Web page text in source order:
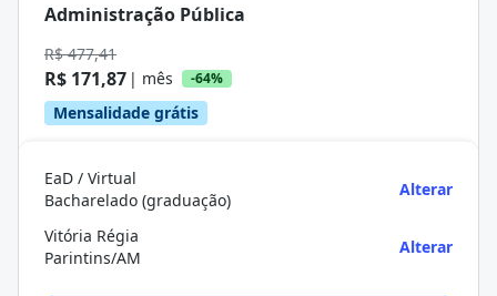
Administração Pública
R$ 477,41
R$ 171,87 | mês -64%
Mensalidade grátis
EaD / Virtual
Bacharelado (graduação)
Alterar
Vitória Régia
Parintins/AM
Alterar